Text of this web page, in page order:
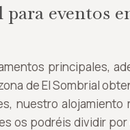
eventos
principales,
de El Sombrial
nuestro alojamiento
os podréis dividir